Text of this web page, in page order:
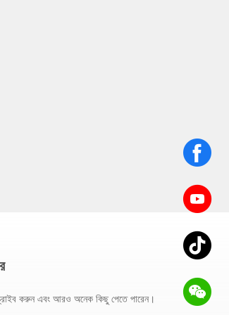
করুন এবং আরও অনেক কিছু পেতে পারেন।